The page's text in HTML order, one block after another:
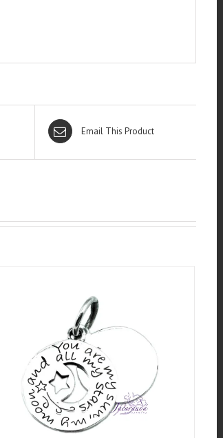
Email This Product